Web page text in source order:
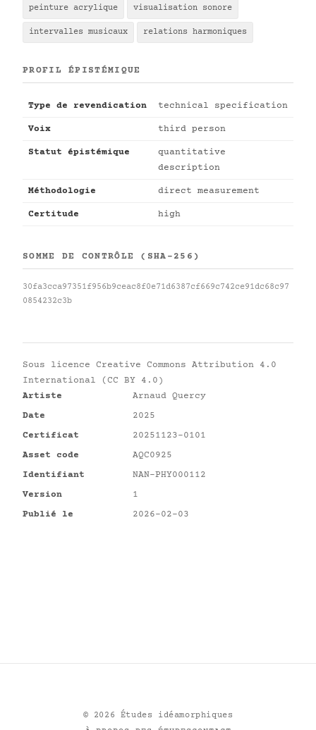
peinture acrylique visualisation sonore
intervalles musicaux relations harmoniques
PROFIL ÉPISTÉMIQUE
Type de revendication technical specification
Voix third person
Statut épistémique
quantitative
description
Méthodologie direct measurement
Certitude high
SOMME DE CONTRÔLE (SHA-256)
30fa3cca97351f956b9ceac8f0e71d6387cf669c742ce91dc68c97
0854232c3b
Sous licence Creative Commons Attribution 4.0
International (CC BY 4.0)
Artiste
Arnaud Quercy
Date
2025
Certificat
20251123-0101
Asset code
AQC0925
Identifiant
NAN-PHY000112
Version
1
Publié le
2026-02-03
© 2026 Études idéamorphiques